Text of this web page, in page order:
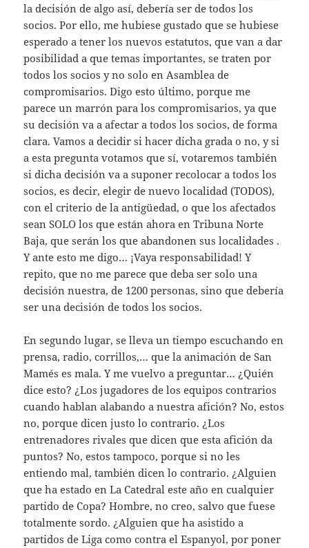
la decisión de algo así, debería ser de todos los
socios. Por ello, me hubiese gustado que se hubiese
esperado a tener los nuevos estatutos, que van a dar
posibilidad a que temas importantes, se traten por
todos los socios y no solo en Asamblea de
compromisarios. Digo esto último, porque me
parece un marrón para los compromisarios, ya que
su decisión va a afectar a todos los socios, de forma
clara. Vamos a decidir si hacer dicha grada o no, y si
a esta pregunta votamos que sí, votaremos también
si dicha decisión va a suponer recolocar a todos los
socios, es decir, elegir de nuevo localidad (TODOS),
con el criterio de la antigüedad, o que los afectados
sean SOLO los que están ahora en Tribuna Norte
Baja, que serán los que abandonen sus localidades .
Y ante esto me digo… ¡Vaya responsabilidad! Y
repito, que no me parece que deba ser solo una
decisión nuestra, de 1200 personas, sino que debería
ser una decisión de todos los socios.
En segundo lugar, se lleva un tiempo escuchando en
prensa, radio, corrillos,… que la animación de San
Mamés es mala. Y me vuelvo a preguntar… ¿Quién
dice esto? ¿Los jugadores de los equipos contrarios
cuando hablan alabando a nuestra afición? No, estos
no, porque dicen justo lo contrario. ¿Los
entrenadores rivales que dicen que esta afición da
puntos? No, estos tampoco, porque si no les
entiendo mal, también dicen lo contrario. ¿Alguien
que ha estado en La Catedral este año en cualquier
partido de Copa? Hombre, no creo, salvo que fuese
totalmente sordo. ¿Alguien que ha asistido a
partidos de Liga como contra el Espanyol, por poner